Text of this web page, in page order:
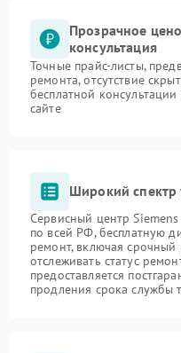
Прозрачное
консультация
Точные прайс-листы,
ремонта, отсутствие
бесплатной
сайте
Широкий спектр
Сервисный центр Siemens
по всей РФ, бесплатную
ремонт, включая
отслеживать статус
предоставляется
продления срока службы